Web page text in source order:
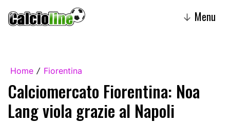
↓ Menu
Home / Fiorentina
Calciomercato Fiorentina: Noa
Lang viola grazie al Napoli